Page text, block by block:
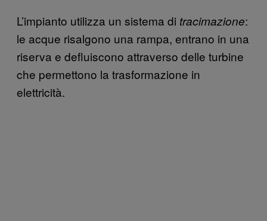
L’impianto utilizza un sistema di tracimazione:
le acque risalgono una rampa, entrano in una
riserva e defluiscono attraverso delle turbine
che permettono la trasformazione in
elettricità.